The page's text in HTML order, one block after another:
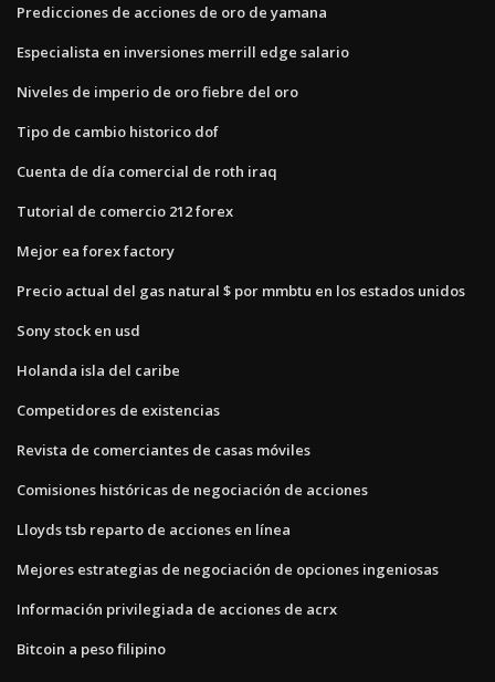
Predicciones de acciones de oro de yamana
Especialista en inversiones merrill edge salario
Niveles de imperio de oro fiebre del oro
Tipo de cambio historico dof
Cuenta de día comercial de roth iraq
Tutorial de comercio 212 forex
Mejor ea forex factory
Precio actual del gas natural $ por mmbtu en los estados unidos
Sony stock en usd
Holanda isla del caribe
Competidores de existencias
Revista de comerciantes de casas móviles
Comisiones históricas de negociación de acciones
Lloyds tsb reparto de acciones en línea
Mejores estrategias de negociación de opciones ingeniosas
Información privilegiada de acciones de acrx
Bitcoin a peso filipino